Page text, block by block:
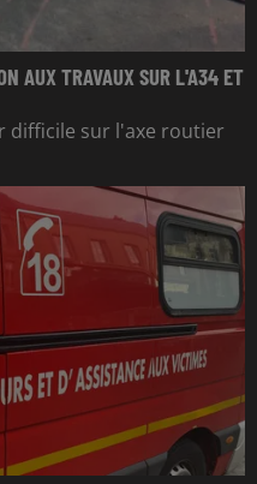
AUX TRAVAUX SUR L'A34 ET
difficile sur l'axe routier